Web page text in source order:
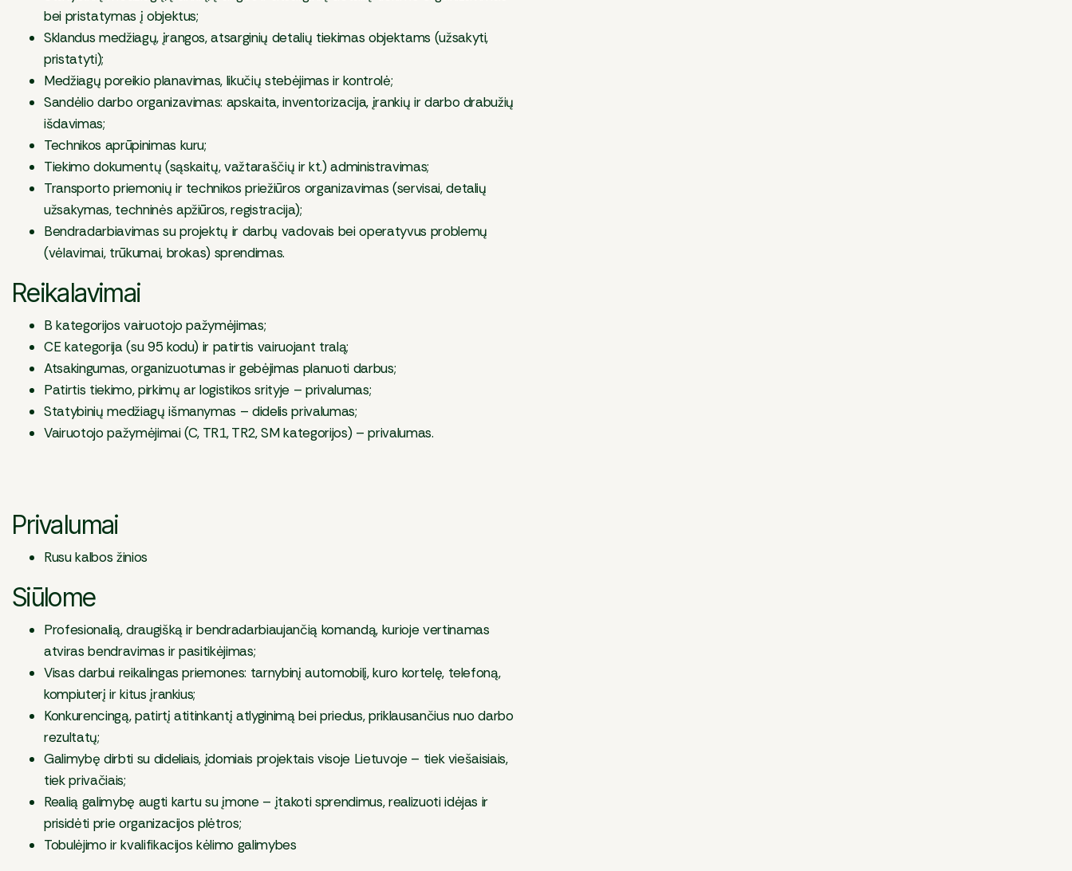
bei pristatymas į objektus;
Sklandus medžiagų, įrangos, atsarginių detalių tiekimas objektams (užsakyti,
pristatyti);
Medžiagų poreikio planavimas, likučių stebėjimas ir kontrolė;
Sandėlio darbo organizavimas: apskaita, inventorizacija, įrankių ir darbo drabužių
išdavimas;
Technikos aprūpinimas kuru;
Tiekimo dokumentų (sąskaitų, važtaraščių ir kt.) administravimas;
Transporto priemonių ir technikos priežiūros organizavimas (servisai, detalių
užsakymas, techninės apžiūros, registracija);
Bendradarbiavimas su projektų ir darbų vadovais bei operatyvus problemų
(vėlavimai, trūkumai, brokas) sprendimas.
Reikalavimai
B kategorijos vairuotojo pažymėjimas;
CE kategorija (su 95 kodu) ir patirtis vairuojant tralą;
Atsakingumas, organizuotumas ir gebėjimas planuoti darbus;
Patirtis tiekimo, pirkimų ar logistikos srityje – privalumas;
Statybinių medžiagų išmanymas – didelis privalumas;
Vairuotojo pažymėjimai (C, TR1, TR2, SM kategorijos) – privalumas.
Privalumai
Rusu kalbos žinios
Siūlome
Profesionalią, draugišką ir bendradarbiaujančią komandą, kurioje vertinamas
atviras bendravimas ir pasitikėjimas;
Visas darbui reikalingas priemones: tarnybinį automobilį, kuro kortelę, telefoną,
kompiuterį ir kitus įrankius;
Konkurencingą, patirtį atitinkantį atlyginimą bei priedus, priklausančius nuo darbo
rezultatų;
Galimybę dirbti su dideliais, įdomiais projektais visoje Lietuvoje – tiek viešaisiais,
tiek privačiais;
Realią galimybę augti kartu su įmone – įtakoti sprendimus, realizuoti idėjas ir
prisidėti prie organizacijos plėtros;
Tobulėjimo ir kvalifikacijos kėlimo galimybes